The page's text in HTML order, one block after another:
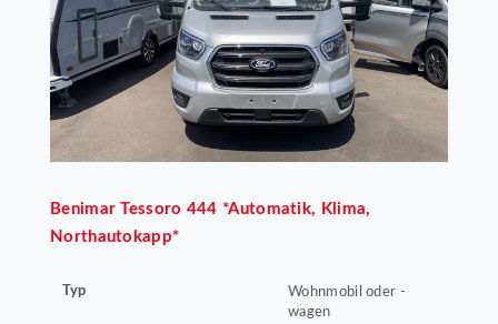
Benimar Tessoro 444 *Automatik, Klima,
Northautokapp*
Typ
Wohnmobil oder -
wagen